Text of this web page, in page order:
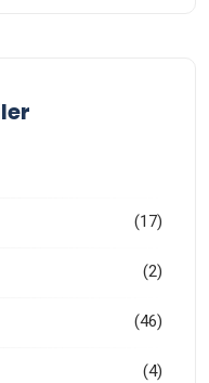
(17)
(2)
(46)
(4)